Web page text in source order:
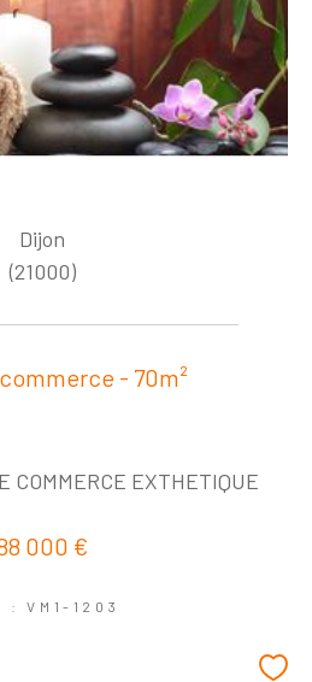
Dijon
(21000)
- 70m²
COMMERCE EXTHETIQUE
000 €
: VM1-1203